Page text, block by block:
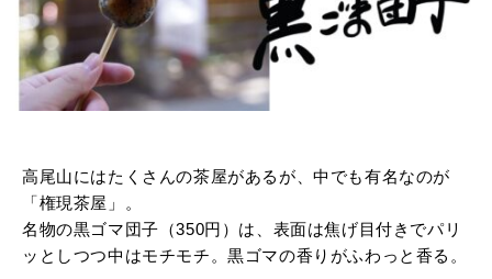
高尾山にはたくさんの茶屋があるが、中でも有名なのが
「権現茶屋」。
名物の黒ゴマ団子（350円）は、表面は焦げ目付きでパリ
ッとしつつ中はモチモチ。黒ゴマの香りがふわっと香る。